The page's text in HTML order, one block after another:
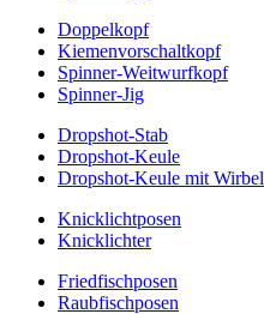
Doppelkopf
Kiemenvorschaltkopf
Spinner-Weitwurfkopf
Spinner-Jig
Dropshot-Stab
Dropshot-Keule
Dropshot-Keule mit Wirbel
Knicklichtposen
Knicklichter
Friedfischposen
Raubfischposen